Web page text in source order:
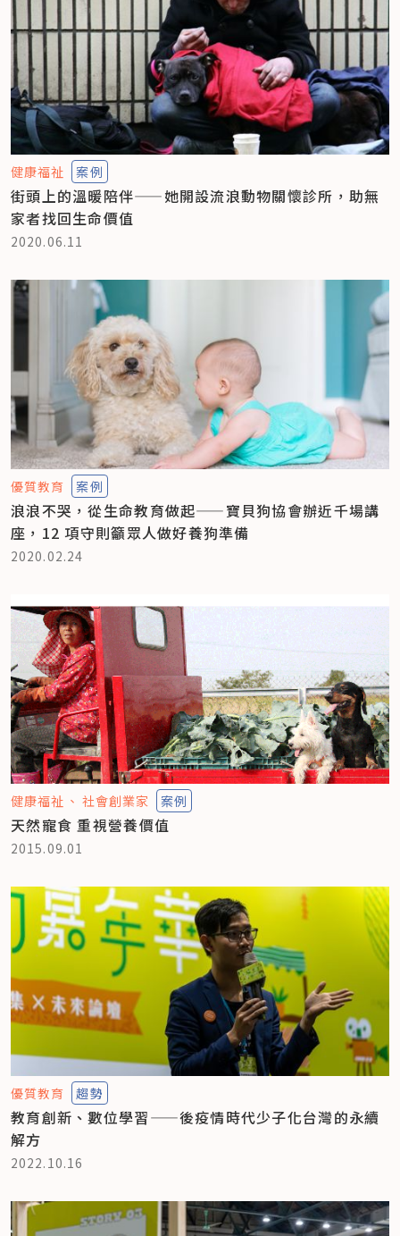
健康福祉 案例
街頭上的溫暖陪伴——她開設流浪動物關懷診所，助無
家者找回生命價值
2020.06.11
優質教育 案例
浪浪不哭，從生命教育做起——寶貝狗協會辦近千場講
座，12 項守則籲眾人做好養狗準備
2020.02.24
健康福祉 社會創業家 案例
天然寵食 重視營養價值
2015.09.01
優質教育 趨勢
教育創新、數位學習——後疫情時代少子化台灣的永續
解方
2022.10.16